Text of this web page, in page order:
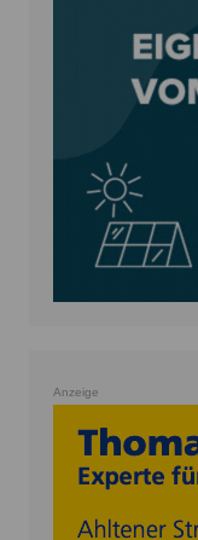
Anzeige